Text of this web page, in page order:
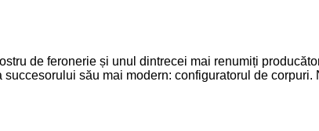
de feronerie și unul dintrecei mai renumiți
său mai modern: configuratorul de